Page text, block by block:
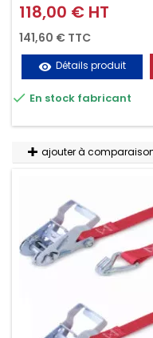
d’arrimer le chargement
minute.
Prix
118,00 € HT
141,60 € TTC
visibility Détails produit
 En stock fabricant
ajouter à